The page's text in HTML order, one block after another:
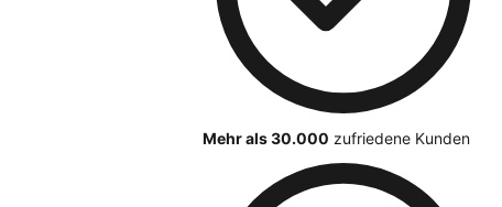
Mehr als 30.000 zufriedene Kunden